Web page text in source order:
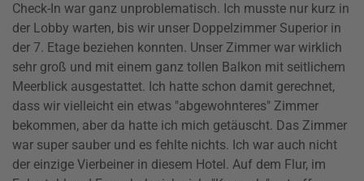
Check-In war ganz unproblematisch. Ich musste nur kurz in
der Lobby warten, bis wir unser Doppelzimmer Superior in
der 7. Etage beziehen konnten. Unser Zimmer war wirklich
sehr groß und mit einem ganz tollen Balkon mit seitlichem
Meerblick ausgestattet. Ich hatte schon damit gerechnet,
dass wir vielleicht ein etwas "abgewohnteres" Zimmer
bekommen, aber da hatte ich mich getäuscht. Das Zimmer
war super sauber und es fehlte nichts. Ich war auch nicht
der einzige Vierbeiner in diesem Hotel. Auf dem Flur, im